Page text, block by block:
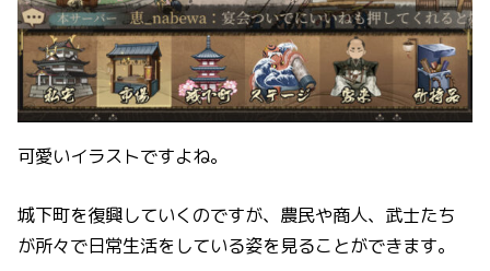
可愛いイラストですよね。
城下町を復興していくのですが、農民や商人、武士たち
が所々で日常生活をしている姿を見ることができます。